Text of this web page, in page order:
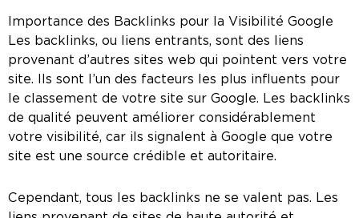
Importance des Backlinks pour la Visibilité Google
Les backlinks, ou liens entrants, sont des liens
provenant d’autres sites web qui pointent vers votre
site. Ils sont l’un des facteurs les plus influents pour
le classement de votre site sur Google. Les backlinks
de qualité peuvent améliorer considérablement
votre visibilité, car ils signalent à Google que votre
site est une source crédible et autoritaire.
Cependant, tous les backlinks ne se valent pas. Les